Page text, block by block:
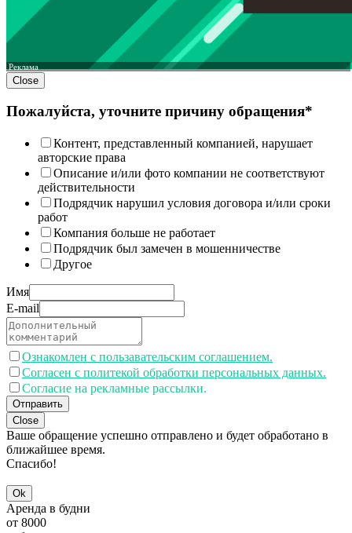
Реклама
Close
Пожалуйста, уточните причину обращения*
Контент, представленный компанией, нарушает
авторские права
Описание и/или фото компании не соответствуют
действительности
Подрядчик нарушил условия договора и/или сроки
работ
Компания больше не работает
Подрядчик был замечен в мошенничестве
Другое
Имя
E-mail
Ознакомлен с пользавательским соглашением.
Согласен с политекой обработки персональных данных.
Согласие на рекламные рассылки.
Отправить
Close
Ваше обращение успешно отправлено и будет обработано в
ближайшее время.
Спасибо!
Ok
Аренда в будни
от 8000